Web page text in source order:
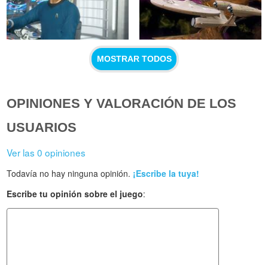
MOSTRAR TODOS
OPINIONES Y VALORACIÓN DE LOS
USUARIOS
Ver las 0 opiniones
Todavía no hay ninguna opinión. ¡Escribe la tuya!
Escribe tu opinión sobre el juego: